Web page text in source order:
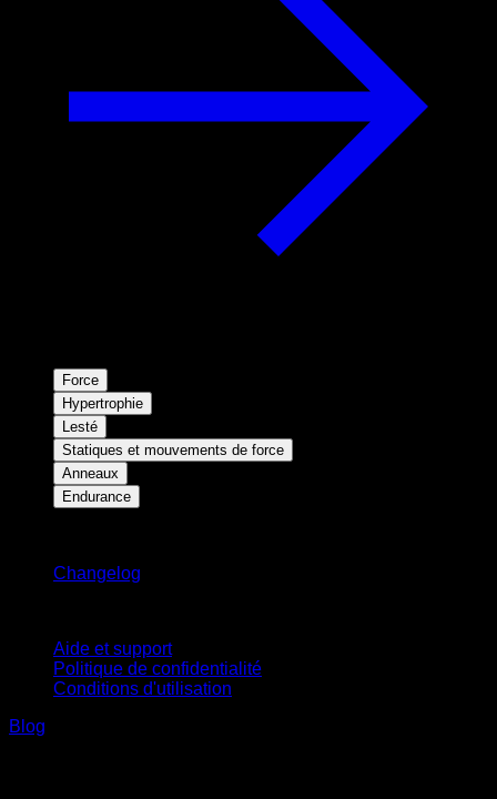
Force
Hypertrophie
Lesté
Statiques et mouvements de force
Anneaux
Endurance
Changelog
Aide et support
Politique de confidentialité
Conditions d'utilisation
Blog